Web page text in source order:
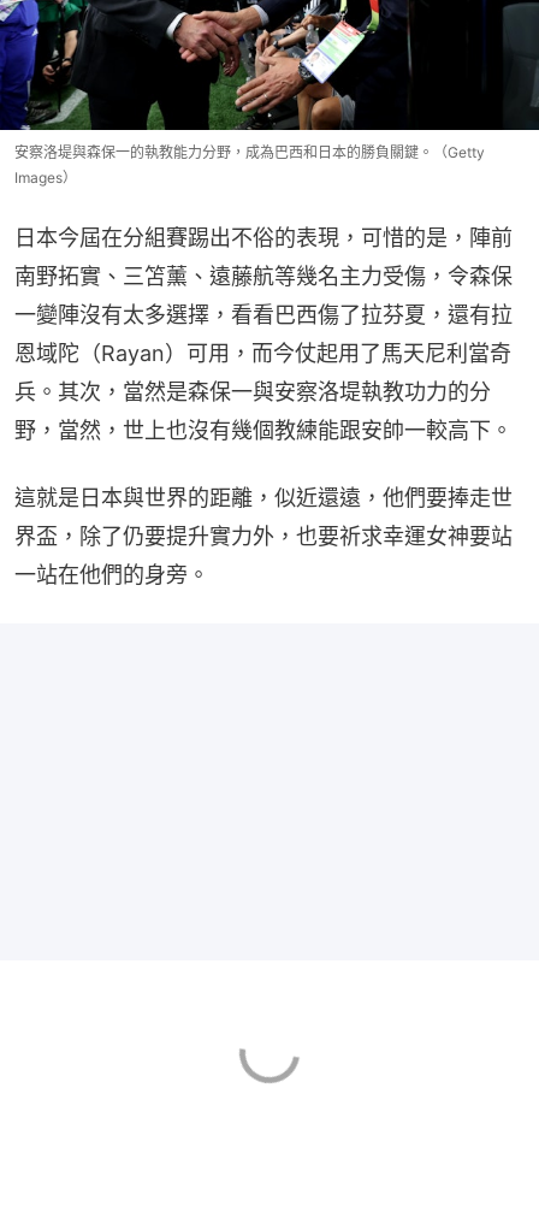
安察洛堤與森保一的執教能力分野，成為巴西和日本的勝負關鍵。（Getty
Images）
日本今屆在分組賽踢出不俗的表現，可惜的是，陣前
南野拓實、三笘薰、遠藤航等幾名主力受傷，令森保
一變陣沒有太多選擇，看看巴西傷了拉芬夏，還有拉
恩域陀（Rayan）可用，而今仗起用了馬天尼利當奇
兵。其次，當然是森保一與安察洛堤執教功力的分
野，當然，世上也沒有幾個教練能跟安帥一較高下。
這就是日本與世界的距離，似近還遠，他們要捧走世
界盃，除了仍要提升實力外，也要祈求幸運女神要站
一站在他們的身旁。